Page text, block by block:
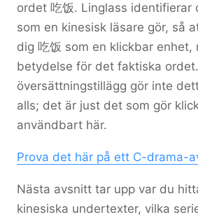
ordet 吃饭. Linglass identifierar
som en kinesisk läsare gör, så
dig 吃饭 som en klickbar enhet,
betydelse för det faktiska
översättningstillägg gör inte
alls; det är just det som gör
användbart här.
Prova det här på ett C-drama-
Nästa avsnitt tar upp var du
kinesiska undertexter, vilka